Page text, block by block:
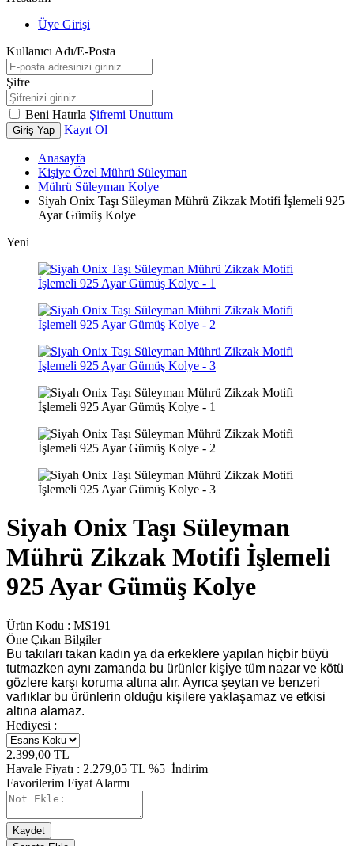
Üye Girişi
Kullanıcı Adı/E-Posta
Şifre
Beni Hatırla Şifremi Unuttum
Giriş Yap Kayıt Ol
Anasayfa
Kişiye Özel Mührü Süleyman
Mührü Süleyman Kolye
Siyah Onix Taşı Süleyman Mührü Zikzak Motifi İşlemeli 925
Ayar Gümüş Kolye
Yeni
Siyah Onix Taşı Süleyman
Mührü Zikzak Motifi İşlemeli
925 Ayar Gümüş Kolye
Ürün Kodu : MS191
Öne Çıkan Bilgiler
Bu takıları takan kadın ya da erkeklere yapılan hiçbir büyü
tutmazken aynı zamanda bu ürünler kişiye tüm nazar ve kötü
gözlere karşı koruma altına alır. Ayrıca şeytan ve benzeri
varlıklar bu ürünlerin olduğu kişilere yaklaşamaz ve etkisi
altına alamaz.
Hediyesi :
2.399,00 TL
Havale Fiyatı : 2.279,05 TL %5 İndirim
Favorilerim Fiyat Alarmı
Kaydet